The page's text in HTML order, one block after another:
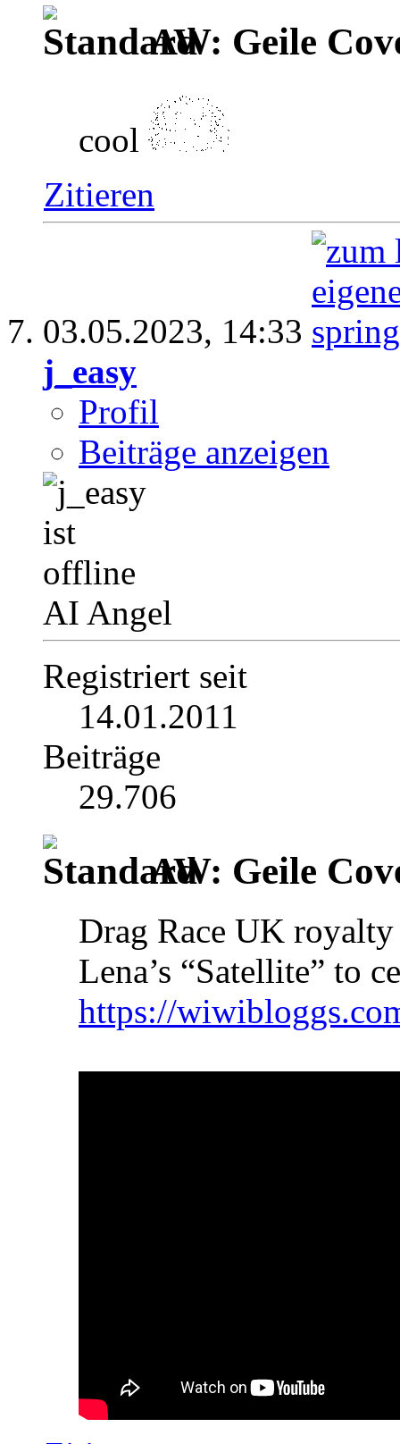
AW: Geile
cool
Zitieren
03.05.2023, 14:33
j_easy
Profil
Beiträge anzeigen
AI Angel
Registriert seit
14.01.2011
Beiträge
29.706
AW: Geile
Drag Race UK
Lena’s “Satellite” to
https://